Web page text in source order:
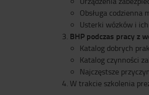
Obsługa codzienna
Usterki wózków i
BHP podczas pracy z
Katalog dobrych
Katalog czynności
Najczęstsze
W trakcie szkolenia